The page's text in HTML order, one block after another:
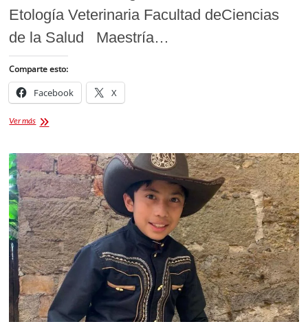
Etología Veterinaria Facultad deCiencias
de la Salud Maestría…
Comparte esto:
Facebook X
Ver másuatx